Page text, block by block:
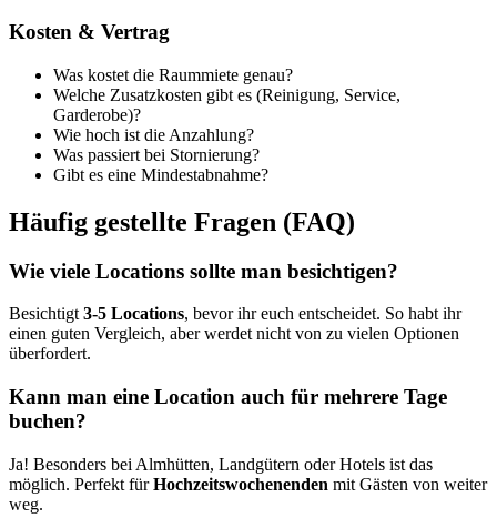
Kosten & Vertrag
Was kostet die Raummiete genau?
Welche Zusatzkosten gibt es (Reinigung, Service,
Garderobe)?
Wie hoch ist die Anzahlung?
Was passiert bei Stornierung?
Gibt es eine Mindestabnahme?
Häufig gestellte Fragen (FAQ)
Wie viele Locations sollte man besichtigen?
Besichtigt3-5 Locations, bevor ihr euch entscheidet. So habt ihr
einen guten Vergleich, aber werdet nicht von zu vielen Optionen
überfordert.
Kann man eine Location auch für mehrere Tage
buchen?
Ja! Besonders bei Almhütten, Landgütern oder Hotels ist das
möglich. Perfekt fürHochzeitswochenenden mit Gästen von weiter
weg.